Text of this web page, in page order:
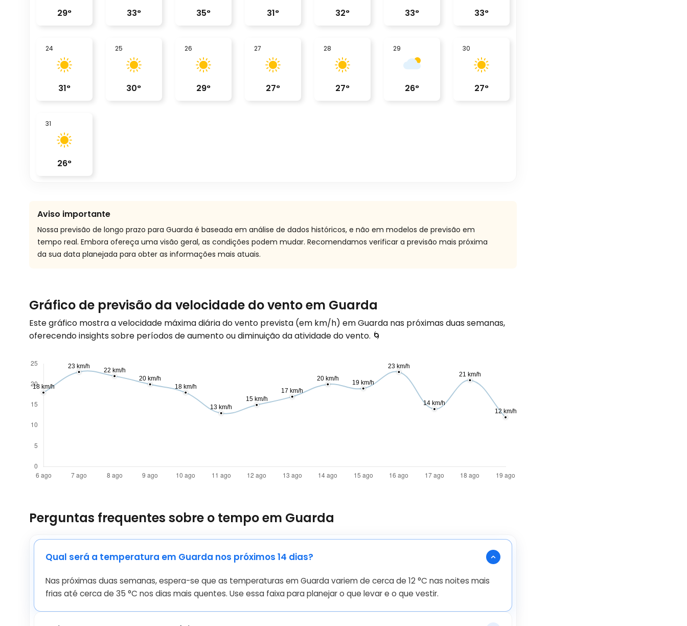
29° 33° 35° 31° 32° 33° 33°
24
31°
25
30°
26
29°
27
27°
28
27°
29
26°
30
27°
31
26°
Aviso importante
Nossa previsão de longo prazo para Guarda é baseada em análise de dados históricos, e não em modelos de previsão em
tempo real. Embora ofereça uma visão geral, as condições podem mudar. Recomendamos verificar a previsão mais próxima
da sua data planejada para obter as informações mais atuais.
Gráfico de previsão da velocidade do vento em Guarda
Este gráfico mostra a velocidade máxima diária do vento prevista (em km/h) em Guarda nas próximas duas semanas,
oferecendo insights sobre períodos de aumento ou diminuição da atividade do vento. 🌀
Perguntas frequentes sobre o tempo em Guarda
Qual será a temperatura em Guarda nos próximos 14 dias?
Nas próximas duas semanas, espera-se que as temperaturas em Guarda variem de cerca de 12°C nas noites mais
frias até cerca de 35 °C nos dias mais quentes. Use essa faixa para planejar o que levar e o que vestir.